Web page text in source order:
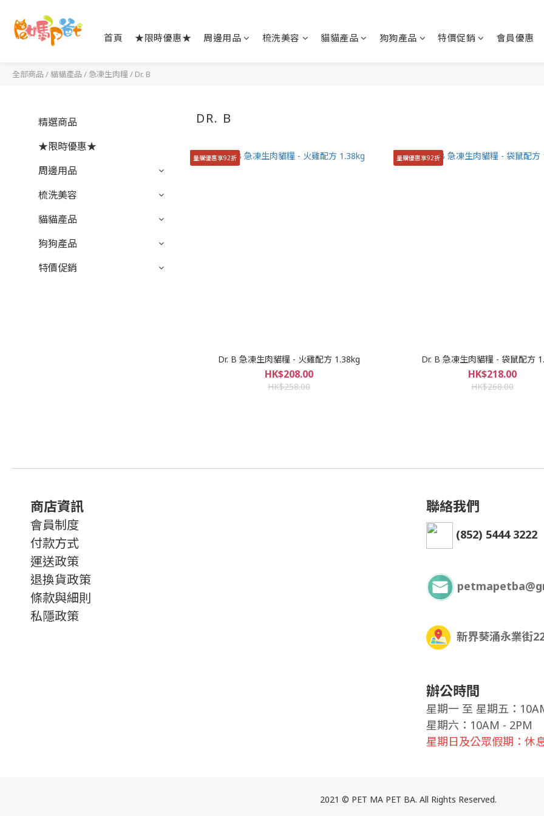
首頁 ★限時優惠★ 周邊用品 梳洗美容 貓貓產品 狗狗產品 特價促銷 會員優惠
全部商品 /貓貓產品 / 急凍生肉糧 / Dr. B
精選商品
★限時優惠★
周邊用品
梳洗美容
貓貓產品
狗狗產品
特價促銷
DR. B
量購優惠享92折
Dr. B 急凍生肉貓糧 - 火雞配方 1.38kg
HK$208.00
HK$258.00
量購優惠享92折
Dr. B 急凍生肉貓糧 - 袋鼠配方
HK$218.00
HK$268.00
商店資訊
會員制度
付款方式
運送政策
退換貨政策
條款與細則
私隱政策
聯絡我們
(852) 5444 3222
新界葵涌永業街
辦公時間
星期一 至 星期五：
星期六：10AM - 2PM
星期日及公眾假期：休
2021 © PET MA PET BA. All Rights Reserved.